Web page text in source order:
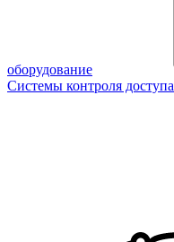
оборудование
Системы контроля доступа